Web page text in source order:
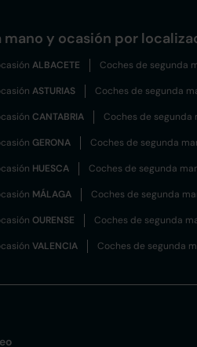
mano y ocasión por
ALBACETE Coches de segunda
ASTURIAS Coches de segunda
CANTABRIA Coches de segunda
GERONA Coches de segunda
HUESCA Coches de segunda
MÁLAGA Coches de segunda
OURENSE Coches de segunda
VALENCIA Coches de segunda